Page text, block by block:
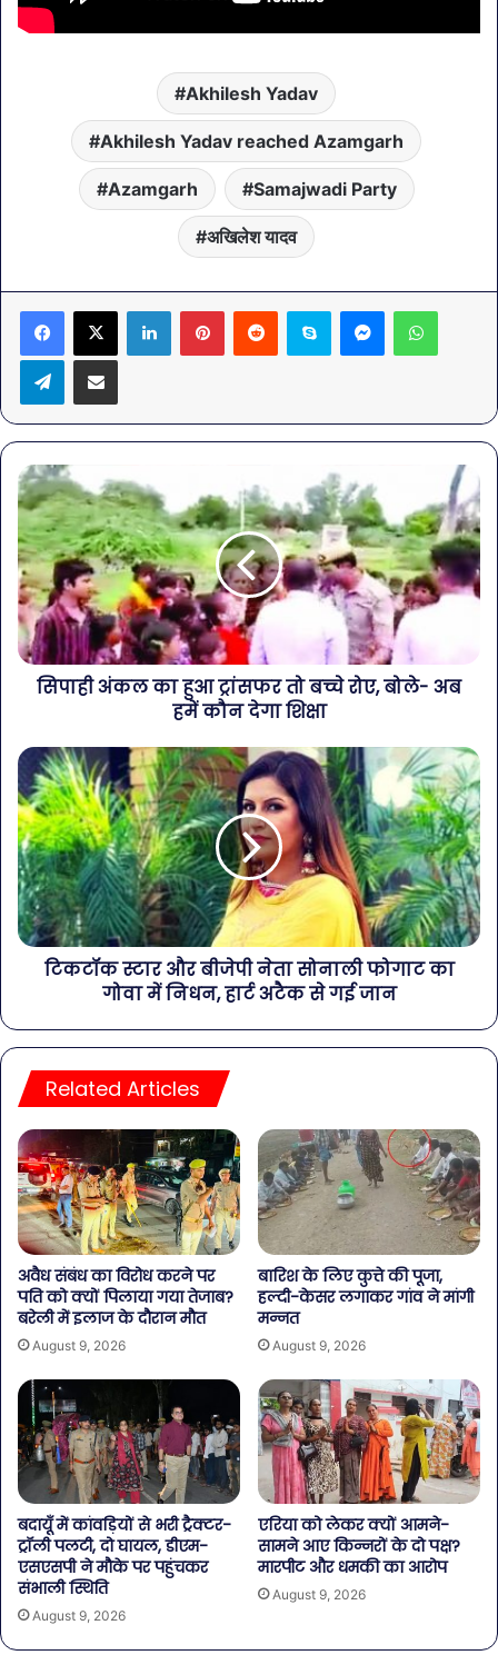
Akhilesh Yadav
Akhilesh Yadav reached Azamgarh
Azamgarh Samajwadi Party
अखिलेश यादव
LinkedInPinterestReddit Skype Messenger
TelegramShare via Email
सिपाही अंकल का हुआ ट्रांसफर तो बच्चे रोए, बोले- अब
हमें कौन देगा शिक्षा
टिकटॉक स्टार और बीजेपी नेता सोनाली फोगाट का
गोवा में निधन, हार्ट अटैक से गई जान
Related Articles
अवैध संबंध का विरोध करने पर
पति को क्यों पिलाया गया तेजाब?
बरेली में इलाज के दौरान मौत
August 9, 2026
बारिश के लिए कुत्ते की पूजा,
हल्दी-केसर लगाकर गांव ने मांगी
मन्नत
August 9, 2026
बदायूँ में कांवड़ियों से भरी ट्रैक्टर-
ट्रॉली पलटी, दो घायल, डीएम-
एसएसपी ने मौके पर पहुंचकर
संभाली स्थिति
August 9, 2026
एरिया को लेकर क्यों आमने-
सामने आए किन्नरों के दो पक्ष?
मारपीट और धमकी का आरोप
August 9, 2026